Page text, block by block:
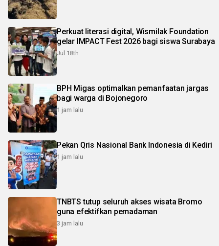
Perkuat literasi digital, Wismilak Foundation
gelar IMPACT Fest 2026 bagi siswa Surabaya
Jul 18th
BPH Migas optimalkan pemanfaatan jargas
bagi warga di Bojonegoro
1 jam lalu
Pekan Qris Nasional Bank Indonesia di Kediri
1 jam lalu
TNBTS tutup seluruh akses wisata Bromo
guna efektifkan pemadaman
3 jam lalu